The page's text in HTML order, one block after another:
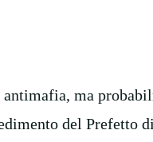
ma
del Prefetto